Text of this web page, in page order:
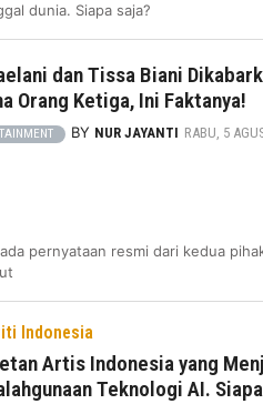
dunia. Siapa saja?
dan Tissa Biani
Orang Ketiga, Ini Faktanya!
BY NUR JAYANTI RABU, 5
pernyataan resmi dari kedua
Indonesia
Artis Indonesia yang
Teknologi AI.